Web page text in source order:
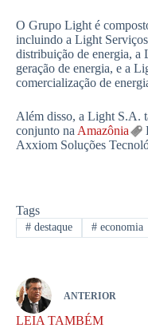
O Grupo Light é
incluindo a Light
distribuição de energia, a
geração de energia, e a
comercialização de
Além disso, a Light S.A.
conjunto na Amazônia
Axxiom Soluções
Tags
#destaque #economia
ANTERIOR
LEIA TAMBÉM